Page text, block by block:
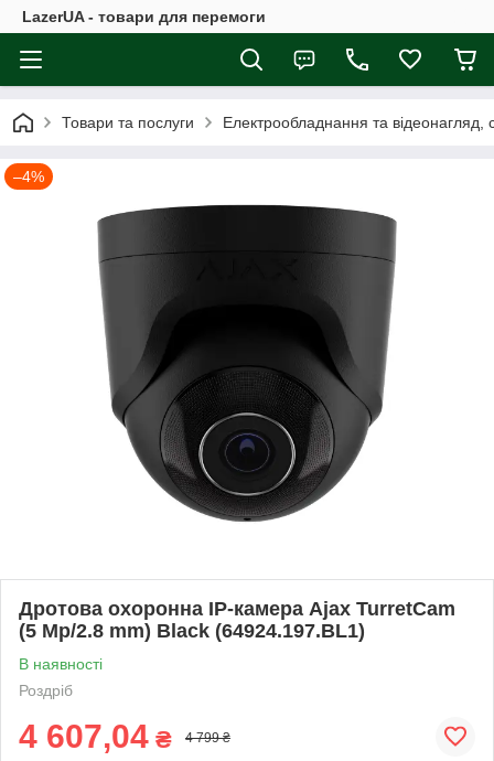
LazerUA - товари для перемоги
Товари та послуги Електрообладнання та відеонагляд,
–4%
Дротова охоронна IP-камера Ajax TurretCam
(5 Mp/2.8 mm) Black (64924.197.BL1)
В наявності
Роздріб
4 607,04 ₴ 4 799 ₴